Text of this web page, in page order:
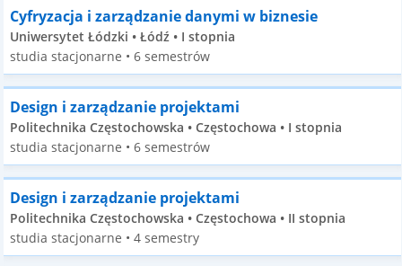
Cyfryzacja i zarządzanie danymi w biznesie
Uniwersytet Łódzki • Łódź • I stopnia
studia stacjonarne • 6 semestrów
Design i zarządzanie projektami
Politechnika Częstochowska • Częstochowa • I stopnia
studia stacjonarne • 6 semestrów
Design i zarządzanie projektami
Politechnika Częstochowska • Częstochowa • II stopnia
studia stacjonarne • 4 semestry